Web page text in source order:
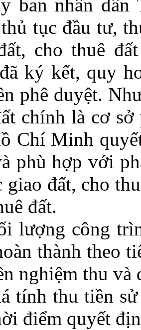
ban nhân
tục đầu tư,
cho thuê
ký kết, quy
phê duyệt.
chính là cơ
Chí Minh
phù hợp với
giao đất, cho
đất.
lượng công
thành theo
nghiệm thu và
tính thu tiền
điểm quyết